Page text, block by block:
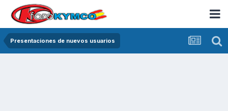
Presentaciones de nuevos usuarios